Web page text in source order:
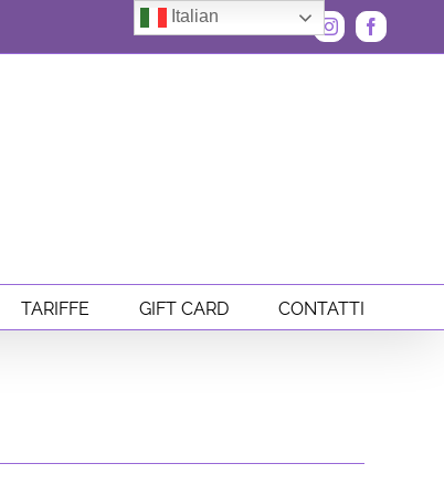
Instagram
TARIFFE GIFT CARD CONTATTI
Italian